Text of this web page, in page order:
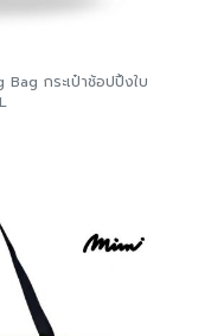
กระเป๋าช้อปปิ้งใบ